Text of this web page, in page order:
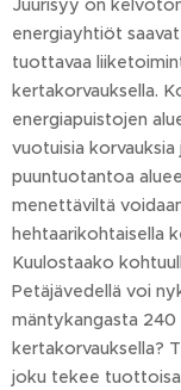
Juurisyy on
energiayhtiöt
tuottavaa
kertakorvauksella.
energiapuistojen
vuotuisia
puuntuotantoa
menettäviltä
hehtaarikohtaisella
Kuulostaako
Petäjävedellä voi
mäntykangasta 240
kertakorvauksella?
joku tekee